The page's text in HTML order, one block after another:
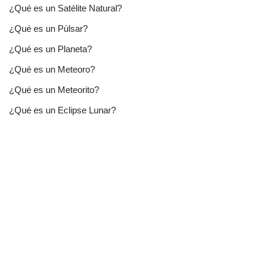
¿Qué es un Satélite Natural?
¿Qué es un Púlsar?
¿Qué es un Planeta?
¿Qué es un Meteoro?
¿Qué es un Meteorito?
¿Qué es un Eclipse Lunar?